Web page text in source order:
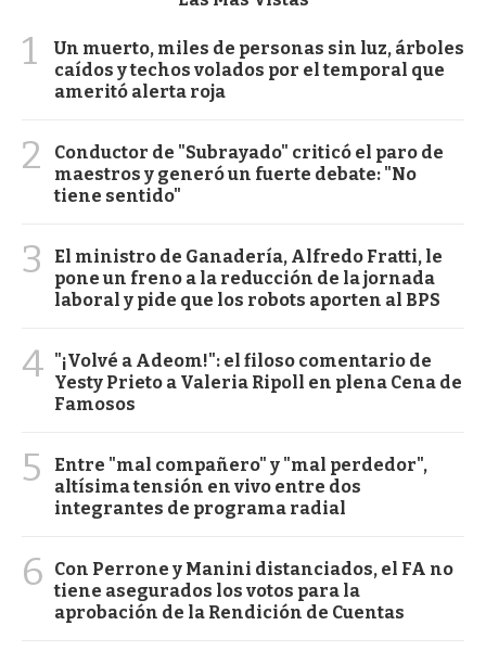
1
Un muerto, miles de personas sin luz, árboles
caídos y techos volados por el temporal que
ameritó alerta roja
2
Conductor de "Subrayado" criticó el paro de
maestros y generó un fuerte debate: "No
tiene sentido"
3
El ministro de Ganadería, Alfredo Fratti, le
pone un freno a la reducción de la jornada
laboral y pide que los robots aporten al BPS
4 "¡Volvé a Adeom!": el filoso comentario de
Yesty Prieto a Valeria Ripoll en plena Cena de
Famosos
5
Entre "mal compañero" y "mal perdedor",
altísima tensión en vivo entre dos
integrantes de programa radial
6
Con Perrone y Manini distanciados, el FA no
tiene asegurados los votos para la
aprobación de la Rendición de Cuentas